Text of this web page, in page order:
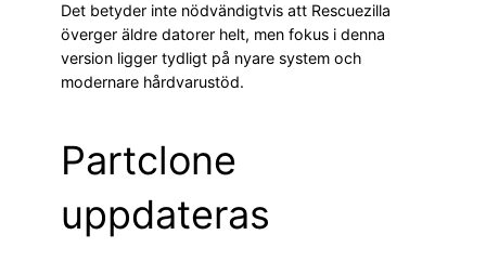
Det betyder inte nödvändigtvis att Rescuezilla
överger äldre datorer helt, men fokus i denna
version ligger tydligt på nyare system och
modernare hårdvarustöd.
Partclone
uppdateras